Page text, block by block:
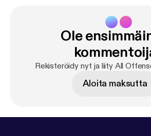
Ole
Rekisteröidy nyt ja liity All
Aloita maksutta